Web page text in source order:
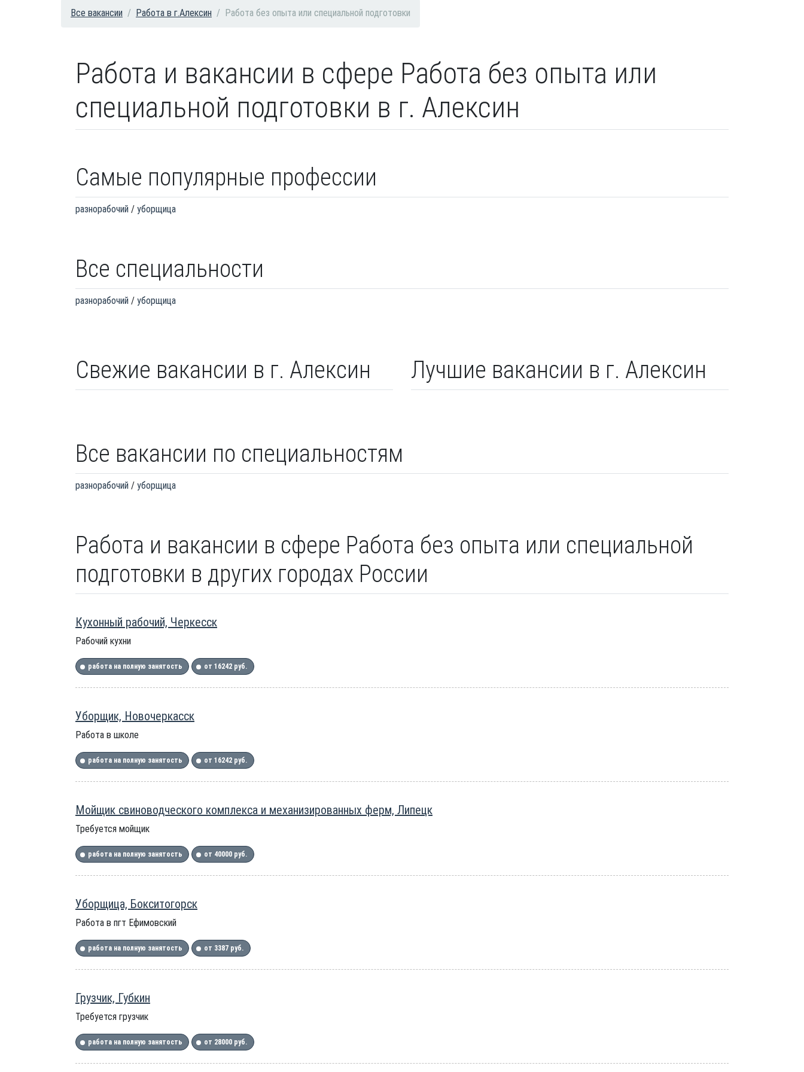
Все вакансии Работа в г.Алексин Работа без опыта или специальной подготовки
Работа и вакансии в сфере Работа без опыта или
специальной подготовки в г. Алексин
Самые популярные профессии
разнорабочий уборщица
Все специальности
разнорабочий уборщица
Свежие вакансии в г. Алексин Лучшие вакансии в г. Алексин
Все вакансии по специальностям
разнорабочий уборщица
Работа и вакансии в сфере Работа без опыта или специальной
подготовки в других городах России
Кухонный рабочий, Черкесск
Рабочий кухни
работа на полную занятость от 16242 руб.
Уборщик, Новочеркасск
Работа в школе
работа на полную занятость от 16242 руб.
Мойщик свиноводческого комплекса и механизированных ферм, Липецк
Требуется мойщик
работа на полную занятость от 40000 руб.
Уборщица, Бокситогорск
Работа в пгт Ефимовский
работа на полную занятость от 3387 руб.
Грузчик, Губкин
Требуется грузчик
работа на полную занятость от 28000 руб.